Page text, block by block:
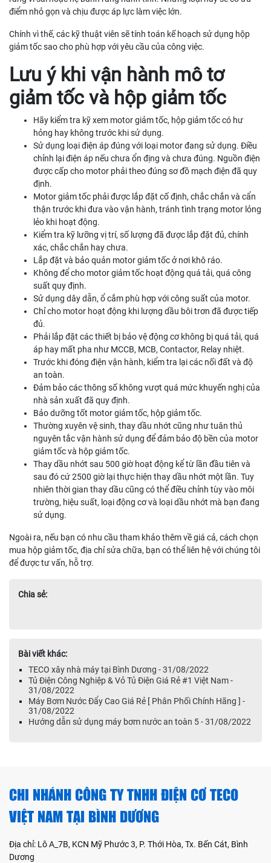
điểm nhỏ gọn và chịu được áp lực làm việc lớn.
Chính vì thế, các kỹ thuật viên sẽ tính toán kế hoạch sử dụng hộp
giảm tốc sao cho phù hợp với yêu cầu của công việc.
Lưu ý khi vận hành mô tơ
giảm tốc và hộp giảm tốc
Hãy kiểm tra kỹ xem motor giảm tốc, hộp giảm tốc có hư
hỏng hay không trước khi sử dụng.
Sử dụng loại điện áp đúng với loại motor đang sử dụng. Điều
chỉnh lại điện áp nếu chưa ổn địng và chưa đúng. Nguồn điện
được cấp cho motor phải theo đúng sơ đồ mạch điện đã quy
định.
Motor giảm tốc phải được lắp đặt cố định, chắc chắn và cẩn
thận trước khi đưa vào vận hành, tránh tình trạng motor lỏng
lẻo khi hoạt động.
Kiểm tra kỹ lưỡng vị trí, số lượng đã được lắp đặt đủ, chính
xác, chắc chắn hay chưa.
Lắp đặt và bảo quản motor giảm tốc ở nơi khô ráo.
Không để cho motor giảm tốc hoạt động quá tải, quá công
suất quy định.
Sử dụng dây dẫn, ổ cắm phù hợp với công suất của motor.
Chỉ cho motor hoạt động khi lượng dầu bôi trơn đã được tiếp
đủ.
Phải lắp đặt các thiết bị bảo vệ động cơ không bị quá tải, quá
áp hay mất pha như MCCB, MCB, Contactor, Relay nhiệt.
Trước khi đóng điện vận hành, kiểm tra lại các nối đất và độ
an toàn.
Đảm bảo các thông số không vượt quá mức khuyến nghị của
nhà sản xuất đã quy định.
Bảo dưỡng tốt motor giảm tốc, hộp giảm tốc.
Thường xuyên vệ sinh, thay dầu nhớt cũng như tuân thủ
nguyên tắc vận hành sử dụng để đảm bảo độ bền của motor
giảm tốc và hộp giảm tốc.
Thay dầu nhớt sau 500 giờ hoạt động kể từ lần đầu tiên và
sau đó cứ 2500 giờ lại thực hiện thay dầu nhớt một lần. Tuy
nhiên thời gian thay dầu cũng có thể điều chỉnh tùy vào môi
trường, hiệu suất, loại động cơ và loại dầu nhớt mà bạn đang
sử dụng.
Ngoài ra, nếu bạn có nhu cầu tham khảo thêm về giá cả, cách chọn
mua hộp giảm tốc, địa chỉ sửa chữa, bạn có thể liên hệ với chúng tôi
để được tư vấn, hỗ trợ.
Chia sẻ:
Bài viết khác:
TECO xây nhà máy tại Bình Dương - 31/08/2022
Tủ Điện Công Nghiệp & Vỏ Tủ Điện Giá Rẻ #1 Việt Nam -
31/08/2022
Máy Bơm Nước Đẩy Cao Giá Rẻ [ Phân Phối Chính Hãng ] -
31/08/2022
Hướng dẫn sử dụng máy bơm nước an toàn 5 - 31/08/2022
CHI NHÁNH CÔNG TY TNHH ĐIỆN CƠ TECO
VIỆT NAM TẠI BÌNH DƯƠNG
Địa chỉ: Lô A_7B, KCN Mỹ Phước 3, P. Thới Hòa, Tx. Bến Cát, Bình
Dương